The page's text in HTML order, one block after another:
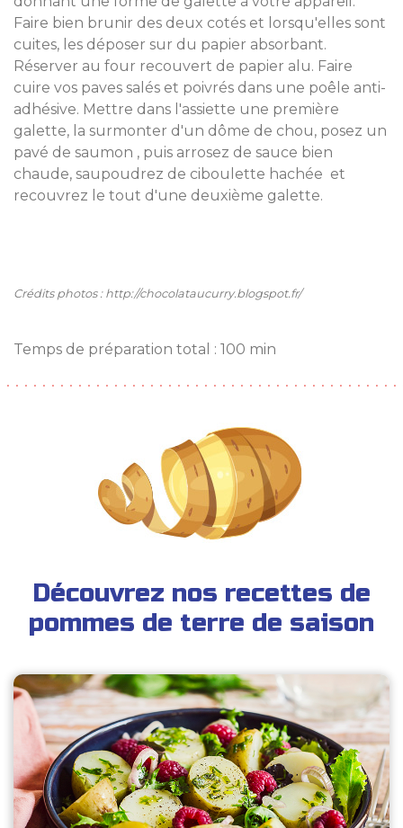
Faire bien brunir des deux cotés et lorsqu'elles sont
cuites, les déposer sur du papier absorbant.
Réserver au four recouvert de papier alu. Faire
cuire vos paves salés et poivrés dans une poêle anti-
adhésive. Mettre dans l'assiette une première
galette, la surmonter d'un dôme de chou, posez un
pavé de saumon , puis arrosez de sauce bien
chaude, saupoudrez de ciboulette hachée et
recouvrez le tout d'une deuxième galette.
Crédits photos : http://chocolataucurry.blogspot.fr/
Temps de préparation total : 100 min
Découvrez nos recettes de
pommes de terre de saison